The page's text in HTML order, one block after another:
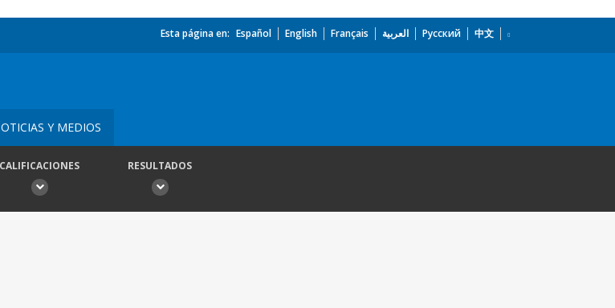
Esta página en: Español English Français العربية Русский 中文
Y MEDIOS
CALIFICACIONES RESULTADOS